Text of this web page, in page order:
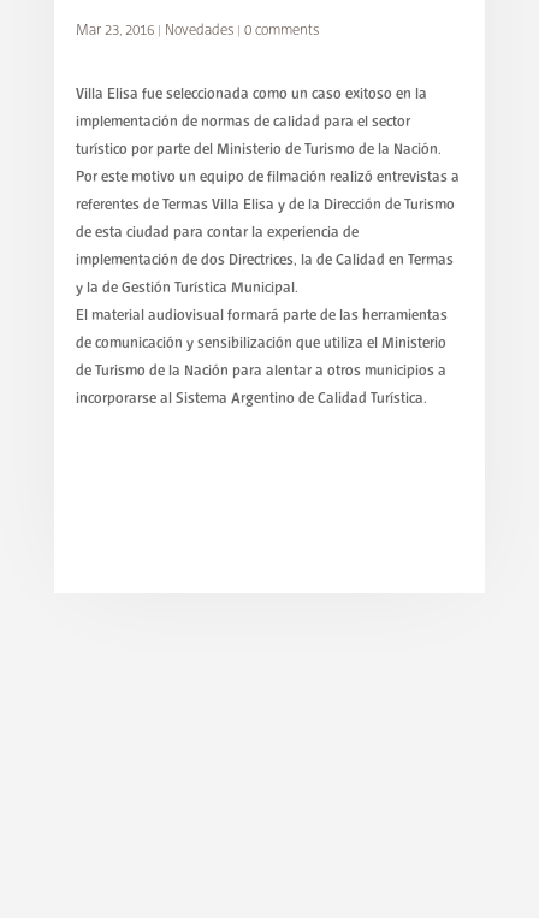
Mar 23, 2016| Novedades| 0 comments
Villa Elisa fue seleccionada como un caso exitoso en la
implementación de normas de calidad para el sector
turístico por parte del Ministerio de Turismo de la Nación.
Por este motivo un equipo de filmación realizó entrevistas a
referentes de Termas Villa Elisa y de la Dirección de Turismo
de esta ciudad para contar la experiencia de
implementación de dos Directrices, la de Calidad en Termas
y la de Gestión Turística Municipal.
El material audiovisual formará parte de las herramientas
de comunicación y sensibilización que utiliza el Ministerio
de Turismo de la Nación para alentar a otros municipios a
incorporarse al Sistema Argentino de Calidad Turística.